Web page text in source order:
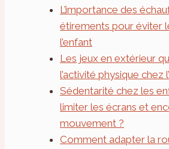
L’importance des
étirements pour éviter
l’enfant
Les jeux en extérieur
l’activité physique chez
Sédentarité chez les
limiter les écrans et
mouvement ?
Comment adapter la